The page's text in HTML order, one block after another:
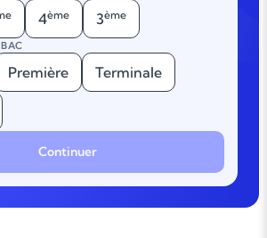
4ème 3ème
Première Terminale
Continuer